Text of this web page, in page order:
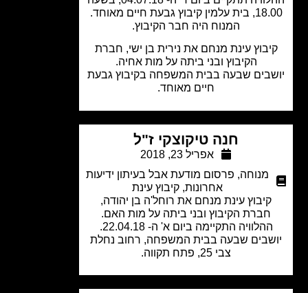
המנוח היה חבר הקיבוץ.
עינת מנחם את נירית בן ישי, חברת
הקיבוץ ובני ביתה על מות אחיה.
שבעה בבית המשפחה בקיבוץ גבעת
חיים מאוחד.
חנה טיקוצקי ז"ל
אפריל 23, 2018
מנוחה
פרסום מודעת אבל בעיתון ידיעות
אחרונות,קיבוץ עינת
קיבוץ עינת מנחם את רוחל'ה בן יהודה,
חברת הקיבוץ ובני ביתה על מות האם.
ההלוויה התקיימה ביום א' ה- 22.04.18.
שבעה בבית המשפחה, רחוב נחלת